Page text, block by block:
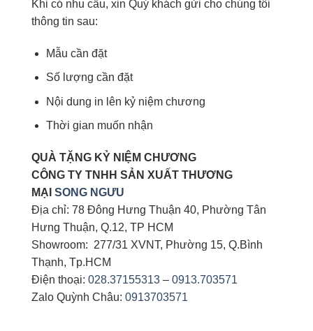
Khi có nhu cầu, xin Quý khách gửi cho chúng tôi
thông tin sau:
Mẫu cần đặt
Số lượng cần đặt
Nội dung in lên kỷ niệm chương
Thời gian muốn nhận
QUÀ TẶNG KỶ NIỆM CHƯƠNG
CÔNG TY TNHH SẢN XUẤT THƯƠNG
MẠI SONG NGƯU
Địa chỉ: 78 Đông Hưng Thuận 40, Phường Tân
Hưng Thuận, Q.12, TP HCM
Showroom: 277/31 XVNT, Phường 15, Q.Bình
Thạnh, Tp.HCM
Điện thoại: 028.37155313 – 0913.703571
Zalo Quỳnh Châu: 0913703571